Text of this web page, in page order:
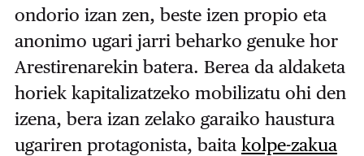
ondorio izan zen, beste izen propio eta
anonimo ugari jarri beharko genuke hor
Arestirenarekin batera. Berea da aldaketa
horiek kapitalizatzeko mobilizatu ohi den
izena, bera izan zelako garaiko haustura
ugariren protagonista, baita kolpe-zakua